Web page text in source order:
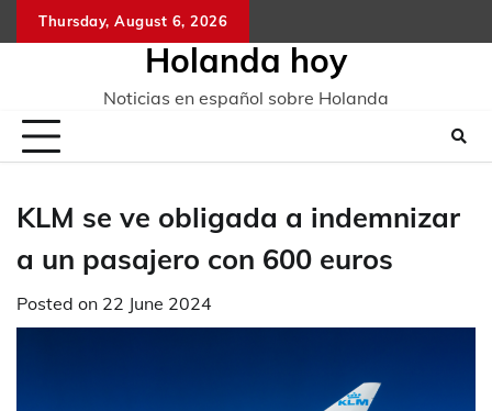
to
Thursday, August 6, 2026
Holanda hoy
Noticias en español sobre Holanda
KLM se ve obligada a indemnizar
a un pasajero con 600 euros
Posted on 22 June 2024